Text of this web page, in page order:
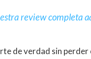
review completa
de verdad sin perder